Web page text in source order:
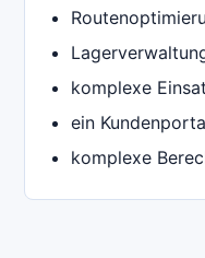
komplexe
ein
komplexe